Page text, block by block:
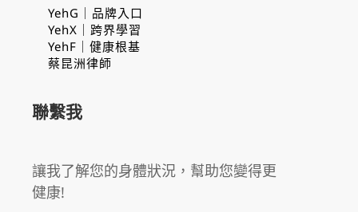
YehG｜品牌入口
YehX｜跨界學習
YehF｜健康根基
蔡昆洲律師
聯繫我
讓我了解您的身體狀況，幫助您變得更
健康!